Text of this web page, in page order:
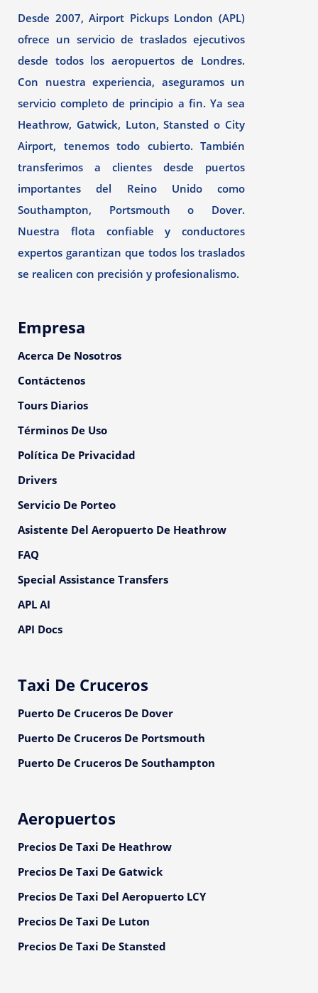
Desde 2007, Airport Pickups London (APL)
ofrece un servicio de traslados ejecutivos
desde todos los aeropuertos de Londres.
Con nuestra experiencia, aseguramos un
servicio completo de principio a fin. Ya sea
Heathrow, Gatwick, Luton, Stansted o City
Airport, tenemos todo cubierto. También
transferimos a clientes desde puertos
importantes del Reino Unido como
Southampton, Portsmouth o Dover.
Nuestra flota confiable y conductores
expertos garantizan que todos los traslados
se realicen con precisión y profesionalismo.
Empresa
Acerca De Nosotros
Contáctenos
Tours Diarios
Términos De Uso
Política De Privacidad
Drivers
Servicio De Porteo
Asistente Del Aeropuerto De Heathrow
FAQ
Special Assistance Transfers
APL AI
API Docs
Taxi De Cruceros
Puerto De Cruceros De Dover
Puerto De Cruceros De Portsmouth
Puerto De Cruceros De Southampton
Aeropuertos
Precios De Taxi De Heathrow
Precios De Taxi De Gatwick
Precios De Taxi Del Aeropuerto LCY
Precios De Taxi De Luton
Precios De Taxi De Stansted